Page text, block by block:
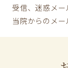
受信、迷惑メー
当院からのメー